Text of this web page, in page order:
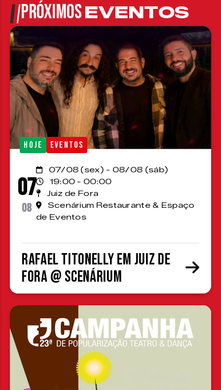
PRÓXIMOSEVENTOS
HOJE EVENTOS
07
08
07/08 (sex) - 08/08 (sáb)
19:00 - 00:00
Juiz de Fora
Scenárium Restaurante & Espaço
de Eventos
Rafael Titonelly em Juiz de
Fora @ Scenárium